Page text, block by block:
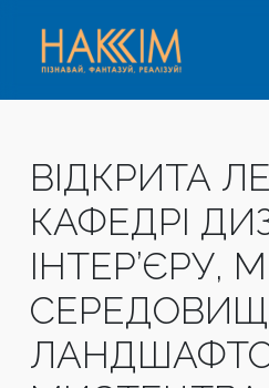
ВІДКРИТА
КАФЕДРІ
ІНТЕР’ЄРУ,